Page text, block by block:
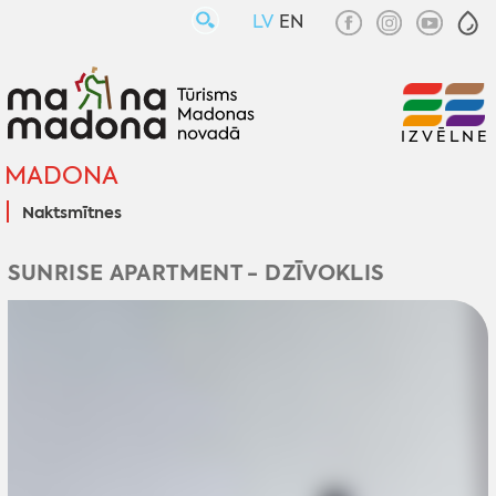
LV EN
MADONA
Naktsmītnes
IZVĒLNE
SUNRISE APARTMENT - DZĪVOKLIS